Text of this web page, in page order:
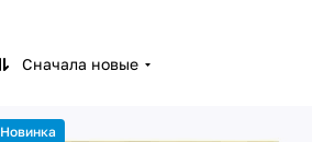
Сначала новые
Новинка